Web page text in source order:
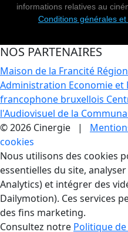
informations relatives au
Conditions générales
NOS PARTENAIRES
Maison de la Francité
Administration Economie et
francophone bruxellois
l'Audiovisuel de la
© 2026 Cinergie |
cookies
Gestion des
Nous utilisons des cookies
essentielles du site,
Analytics) et intégrer des
Dailymotion). Ces services
des fins marketing.
Consultez notre Politique